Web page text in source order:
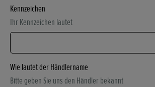
Kennzeichen
Ihr Kennzeichen lautet
Wie lautet der Händlername
Bitte geben Sie uns den Händler bekannt